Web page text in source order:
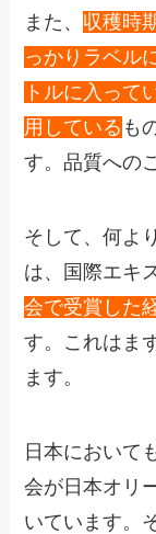
また、 収穫時
っかりラベル
トルに入って
用している も
す。品質への
そして、何よ
は、国際エキ
会で受賞した
す。これはま
ます。
日本において
会が日本オリ
いています。